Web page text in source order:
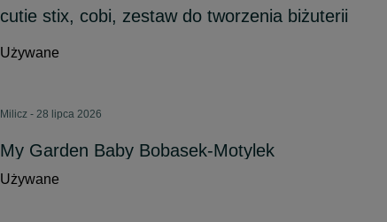
cutie stix, cobi, zestaw do tworzenia biżuterii
Używane
Milicz - 28 lipca 2026
My Garden Baby Bobasek-Motylek
Używane